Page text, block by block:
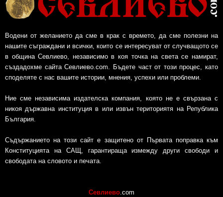
Водени от желанието да сме в крак с времето, да сме полезни на
нашите съграждани и всички, които се интересуват от случващото се
в община Севлиево, независимо в коя точка на света се намират,
създадохме сайта Севлиево.com. Бъдете част от този процес, като
споделяте с нас вашите истории, мнения, успехи или проблеми.
Ние сме независима издателска компания, която не е свързана с
никоя държавна институция в или извън териториятя на Република
България.
Съдържанието на този сайт е защитено от Първата поправка към
Конституцията на САЩ, гарантираща измежду други свободи и
свободата на словото и печата.
Севлиево.com